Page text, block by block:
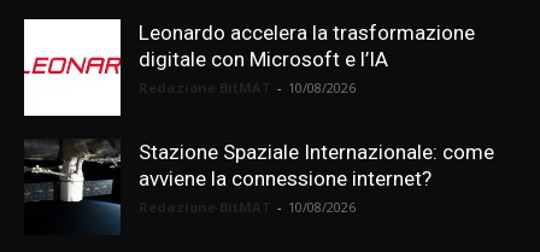
Leonardo accelera la trasformazione
digitale con Microsoft e l’IA
- 10/08/2026
Stazione Spaziale Internazionale: come
avviene la connessione internet?
- 10/08/2026